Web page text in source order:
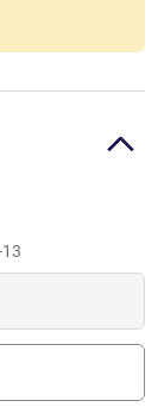
discover
to the Golf
such
is off the
Parc Asterix,